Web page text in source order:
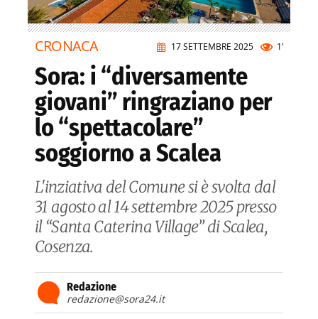
17 SETTEMBRE 2025 1’
CRONACA
Sora: i “diversamente
giovani” ringraziano per
lo “spettacolare”
soggiorno a Scalea
L'inziativa del Comune si è svolta dal
31 agosto al 14 settembre 2025 presso
il “Santa Caterina Village” di Scalea,
Cosenza.
Redazione
redazione@sora24.it